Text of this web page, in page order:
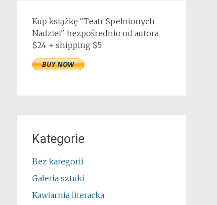
Kup książkę "Teatr Spełnionych
Nadziei" bezpośrednio od autora
$24 + shipping $5
Kategorie
Bez kategorii
Galeria sztuki
Kawiarnia literacka